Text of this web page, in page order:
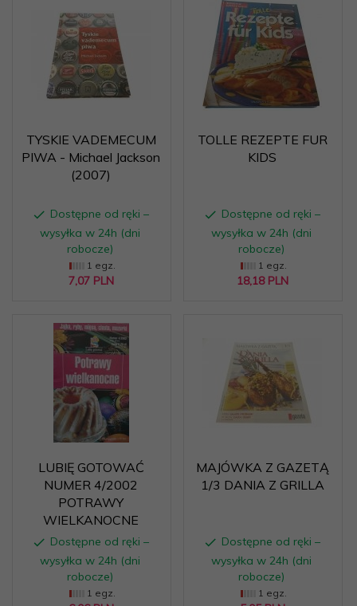
TYSKIE VADEMECUM
PIWA - Michael Jackson
(2007)
Dostępne od ręki –
wysyłka w 24h (dni
robocze)
1 egz.
7,07 PLN
TOLLE REZEPTE FUR
KIDS
Dostępne od ręki –
wysyłka w 24h (dni
robocze)
1 egz.
18,18 PLN
LUBIĘ GOTOWAĆ
NUMER 4/2002
POTRAWY
WIELKANOCNE
Dostępne od ręki –
wysyłka w 24h (dni
robocze)
1 egz.
MAJÓWKA Z GAZETĄ
1/3 DANIA Z GRILLA
Dostępne od ręki –
wysyłka w 24h (dni
robocze)
1 egz.